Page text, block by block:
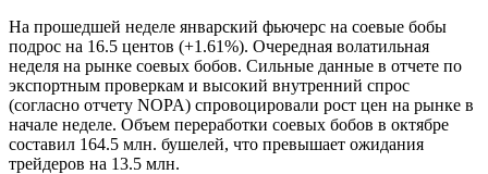
На прошедшей неделе январский фьючерс на соевые бобы
подрос на 16.5 центов (+1.61%). Очередная волатильная
неделя на рынке соевых бобов. Сильные данные в отчете по
экспортным проверкам и высокий внутренний спрос
(согласно отчету NOPA) спровоцировали рост цен на рынке в
начале неделе. Объем переработки соевых бобов в октябре
составил 164.5 млн. бушелей, что превышает ожидания
трейдеров на 13.5 млн.